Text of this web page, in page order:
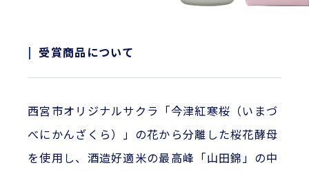
受賞商品について
西宮市オリジナルサクラ「今津紅寒桜（いまづ
べにかんざくら）」の花から分離した桜花酵母
を使用し、酒造好適米の最高峰「山田錦」の中